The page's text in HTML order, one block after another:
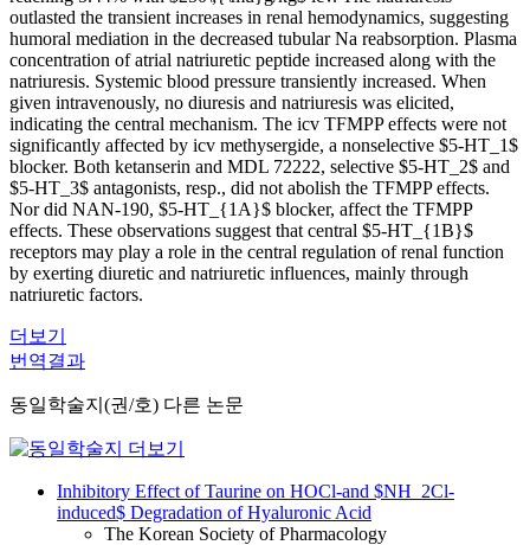
outlasted the transient increases in renal hemodynamics, suggesting
humoral mediation in the decreased tubular Na reabsorption. Plasma
concentration of atrial natriuretic peptide increased along with the
natriuresis. Systemic blood pressure transiently increased. When
given intravenously, no diuresis and natriuresis was elicited,
indicating the central mechanism. The icv TFMPP effects were not
significantly affected by icv methysergide, a nonselective $5-HT_1$
blocker. Both ketanserin and MDL 72222, selective $5-HT_2$ and
$5-HT_3$ antagonists, resp., did not abolish the TFMPP effects.
Nor did NAN-190, $5-HT_{1A}$ blocker, affect the TFMPP
effects. These observations suggest that central $5-HT_{1B}$
receptors may play a role in the central regulation of renal function
by exerting diuretic and natriuretic influences, mainly through
natriuretic factors.
더보기
번역결과
동일학술지(권/호) 다른 논문
Inhibitory Effect of Taurine on HOCl-and $NH_2Cl-
induced$ Degradation of Hyaluronic Acid
The Korean Society of Pharmacology